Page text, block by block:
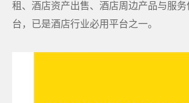
租、酒店资产出售、酒店周边产品与服
台，已是酒店行业必用平台之一。